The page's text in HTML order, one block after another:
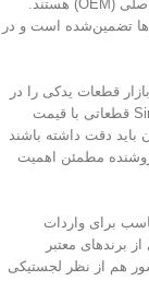
Bremse و Lemförder از اصلی‌ترین تولیدکنندگان قطعات اصلی (OEM) هستند.
تضمین‌شده است و در
قطعات یدکی را در
اختیار گرفته‌اند. برندهایی مانند Sampa، Fastwin و Sinotruk قطعاتی با قیمت
باید دقت داشته باشند
مطمئن اهمیت
برای واردات
برندهای معتبر
هم از نظر لجستیکی